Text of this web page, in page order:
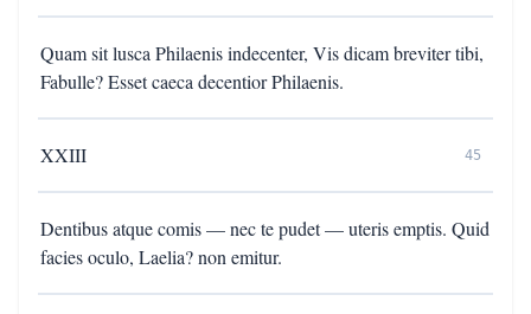
Quam sit lusca Philaenis indecenter, Vis dicam breviter tibi,
Fabulle? Esset caeca decentior Philaenis.
XXIII 45
Dentibus atque comis — nec te pudet — uteris emptis. Quid
facies oculo, Laelia? non emitur.